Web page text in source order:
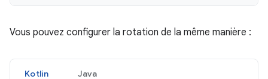
Vous pouvez configurer la rotation de la même manière :
Kotlin Java